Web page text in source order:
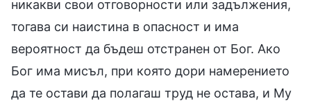
никакви свои отговорности или задължения,
тогава си наистина в опасност и има
вероятност да бъдеш отстранен от Бог. Ако
Бог има мисъл, при която дори намерението
да те остави да полагаш труд не остава, и Му